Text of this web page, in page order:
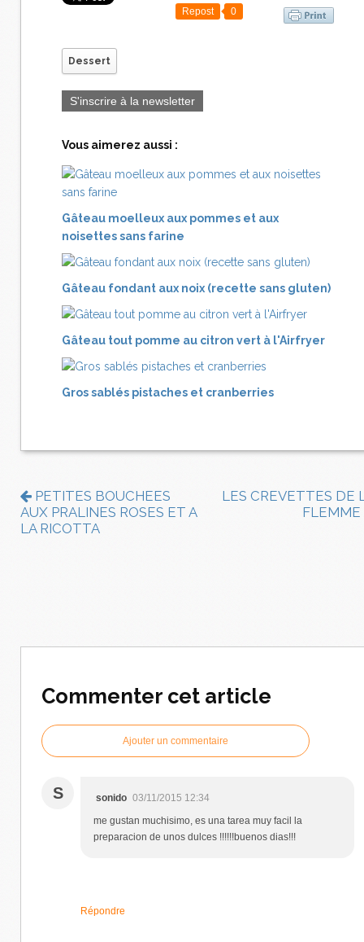
Repost 0
Dessert
S'inscrire à la newsletter
Vous aimerez aussi :
Gâteau moelleux aux pommes et aux
noisettes sans farine
Gâteau fondant aux noix (recette sans gluten)
Gâteau tout pomme au citron vert à l'Airfryer
Gros sablés pistaches et cranberries
PETITES BOUCHEES
AUX PRALINES ROSES ET A
LA RICOTTA
LES CREVETTES DE
FLEMME
Commenter cet article
Ajouter un commentaire
S sonido 03/11/2015 12:34
me gustan muchisimo, es una tarea muy facil la
preparacion de unos dulces !!!!!!buenos dias!!!
Répondre